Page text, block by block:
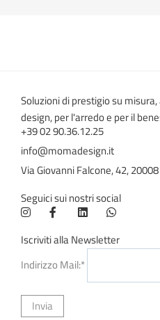
Soluzioni di prestigio su
design, per l'arredo e per il
+39 02 90.36.12.25
info@momadesign.it
Via Giovanni Falcone, 42,
Seguici sui nostri social
Iscriviti alla Newsletter
Indirizzo Mail:*